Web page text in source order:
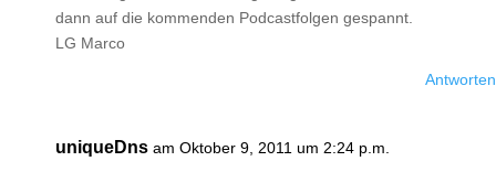
dann auf die kommenden Podcastfolgen gespannt.
LG Marco
Antworten
uniqueDns am Oktober 9, 2011 um 2:24 p.m.